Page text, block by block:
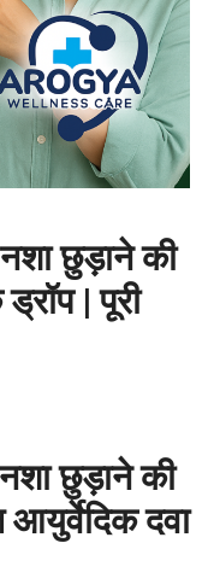
छुड़ाने की
| पूरी
छुड़ाने की
दवा